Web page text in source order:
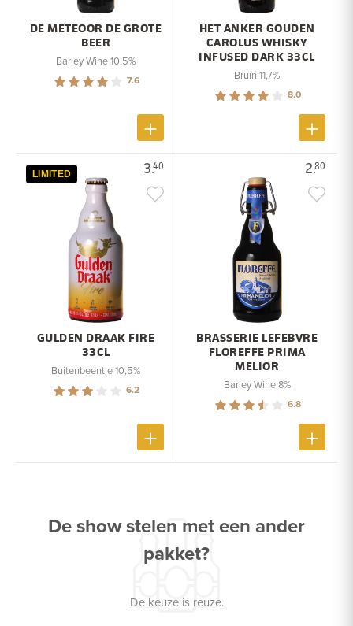
DE METEOOR DE GROTE
BEER
Barley Wine 10,5%
7.6
HET ANKER GOUDEN
CAROLUS WHISKY
INFUSED DARK 33CL
Bruin 11,7%
8.0
3.40
LIMITED
GULDEN DRAAK FIRE
33CL
Buitenbeentje 10,5%
6.2
2.80
BRASSERIE LEFEBVRE
FLOREFFE PRIMA
MELIOR
Barley Wine 8%
6.8
De show stelen met een ander
pakket?
De keuze is reuze.